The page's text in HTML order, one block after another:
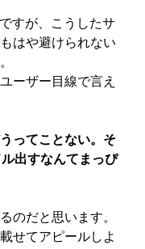
すが、こうしたサ
はや避けられない
ーザー目線で言え
ってことない。そ
出すなんてまっぴ
のだと思います。
せてアピールしよ